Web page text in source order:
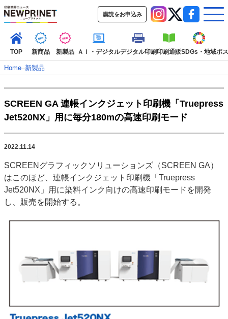
購読をお申込み
TOP 新商品 新製品 ＡＩ・デジタルデジタル印刷印刷通販SDGs・地域ポ
新着記事 特集記事
動画コンテンツ
インタビュー
コレクション
SDGs・地域
ポストプレス ビジネス イベント
市場・統計
人事・移転・異動・訃報
特集記事カテゴリー一覧
JAPAN PACK 2023 特集
中古印刷機・製本機特集
特集・デジタル印刷 ～ 新成長軌道を描く
発刊案内
JFPI印刷用語集 印刷機材年鑑
Home–新製品
SCREEN GA 連帳インクジェット印刷機「Truepress
Jet520NX」用に毎分180mの高速印刷モード
2022.11.14
SCREENグラフィックソリューションズ（SCREEN GA）
はこのほど、連帳インクジェット印刷機「Truepress
Jet520NX」用に染料インク向けの高速印刷モードを開発
し、販売を開始する。